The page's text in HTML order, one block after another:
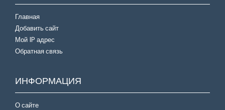
Главная
Добавить сайт
Мой IP адрес
Обратная связь
ИНФОРМАЦИЯ
О сайте